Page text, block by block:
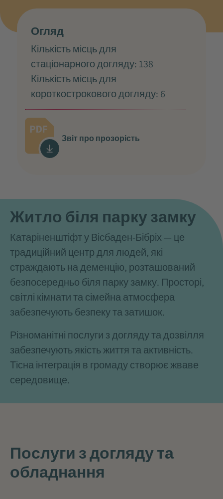
Огляд
Кількість місць для
стаціонарного догляду: 138
Кількість місць для
короткострокового догляду: 6
Звіт про прозорість
Житло біля парку замку
Катаріненштіфт у Вісбаден-Бібріх — це
традиційний центр для людей, які
страждають на деменцію, розташований
безпосередньо біля парку замку. Просторі,
світлі кімнати та сімейна атмосфера
забезпечують безпеку та затишок.
Різноманітні послуги з догляду та дозвілля
забезпечують якість життя та активність.
Тісна інтеграція в громаду створює жваве
середовище.
Послуги з догляду та
обладнання